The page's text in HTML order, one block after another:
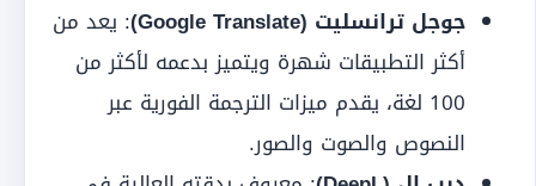
جوجل ترانسليت (Google Translate)
: يعد من
أكثر التطبيقات شهرة ويتميز بدعمه لأكثر من
100 لغة، يقدم ميزات الترجمة الفورية عبر
النصوص والصوت والصور.